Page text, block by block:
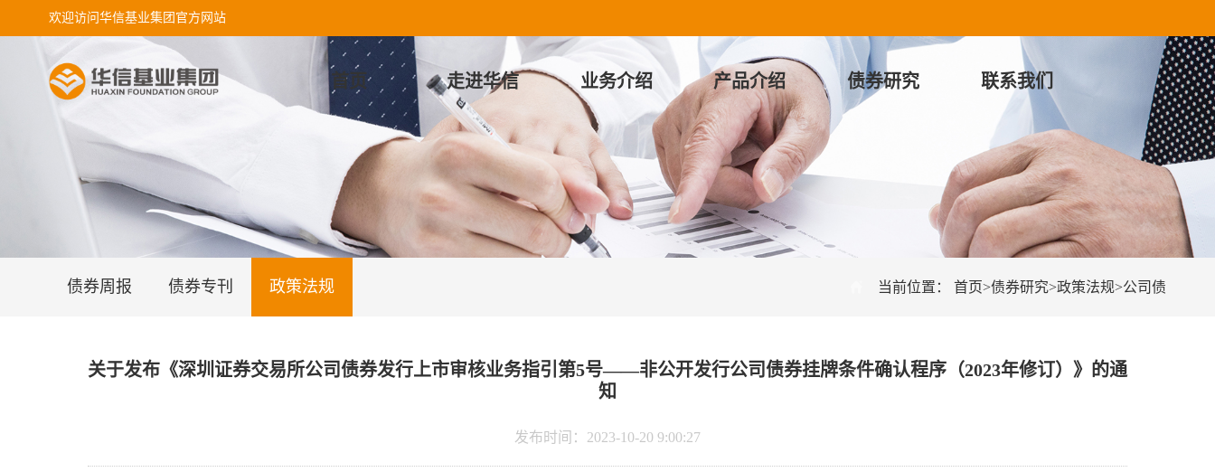
欢迎访问华信基业集团官方网站
首页 走进华信 业务介绍 产品介绍 债券研究 联系我们
当前位置：首页>债券研究>政策法规>公司债
债券周报 债券专刊 政策法规
关于发布《深圳证券交易所公司债券发行上市审核业务指引第5号——非公开发行公司债券挂牌条件确认程序（2023年修订）》的通
知
发布时间：2023-10-20 9:00:27